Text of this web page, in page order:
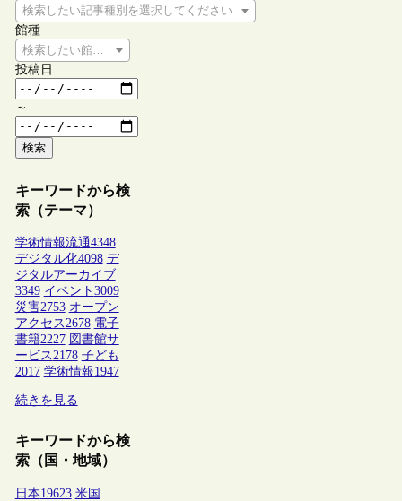
検索したい記事種別を選択してください
館種
検索したい館種を選択してください
投稿日
～
検索
キーワードから検
索（テーマ）
学術情報流通4348
デジタル化4098 デ
ジタルアーカイブ
3349 イベント 3009
災害2753 オープン
アクセス2678 電子
書籍2227 図書館サ
ービス2178 子ども
2017 学術情報1947
続きを見る
キーワードから検
索（国・地域）
日本19623 米国